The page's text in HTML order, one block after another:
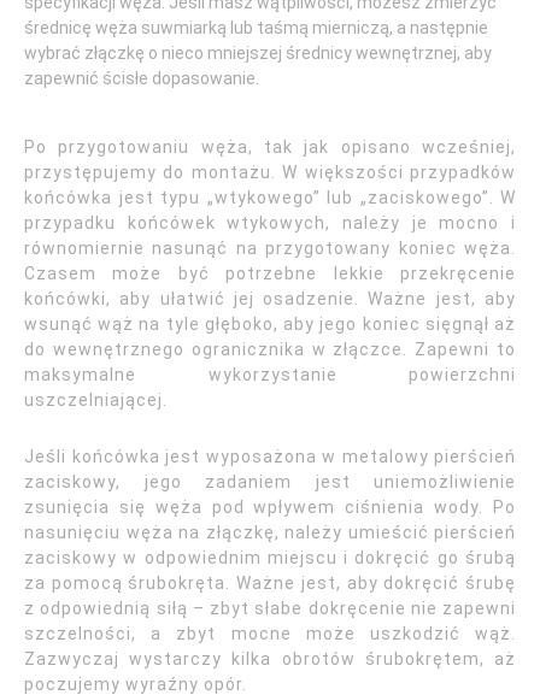
średnicę węża suwmiarką lub taśmą mierniczą, a następnie
wybrać złączkę o nieco mniejszej średnicy wewnętrznej, aby
zapewnić ścisłe dopasowanie.
Po przygotowaniu węża, tak jak opisano wcześniej,
przystępujemy do montażu. W większości przypadków
końcówka jest typu „wtykowego” lub „zaciskowego”. W
przypadku końcówek wtykowych, należy je mocno i
równomiernie nasunąć na przygotowany koniec węża.
Czasem może być potrzebne lekkie przekręcenie
końcówki, aby ułatwić jej osadzenie. Ważne jest, aby
wsunąć wąż na tyle głęboko, aby jego koniec sięgnął aż
do wewnętrznego ogranicznika w złączce. Zapewni to
maksymalne wykorzystanie powierzchni
uszczelniającej.
Jeśli końcówka jest wyposażona w metalowy pierścień
zaciskowy, jego zadaniem jest uniemożliwienie
zsunięcia się węża pod wpływem ciśnienia wody. Po
nasunięciu węża na złączkę, należy umieścić pierścień
zaciskowy w odpowiednim miejscu i dokręcić go śrubą
za pomocą śrubokręta. Ważne jest, aby dokręcić śrubę
z odpowiednią siłą – zbyt słabe dokręcenie nie zapewni
szczelności, a zbyt mocne może uszkodzić wąż.
Zazwyczaj wystarczy kilka obrotów śrubokrętem, aż
poczujemy wyraźny opór.